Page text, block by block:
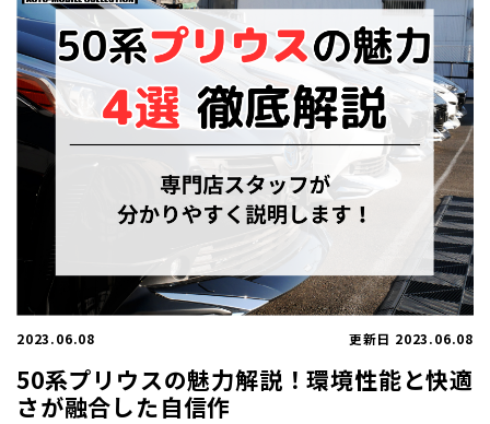
2023.06.08 更新日 2023.06.08
50系プリウスの魅力解説！環境性能と快適
さが融合した自信作